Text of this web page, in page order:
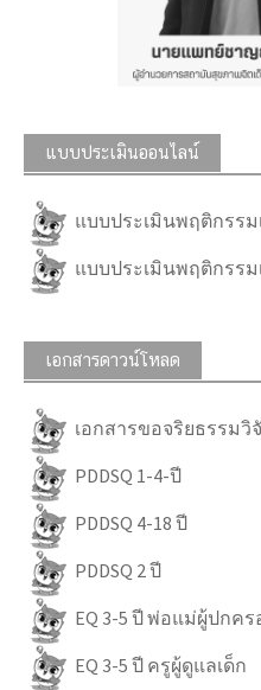
แบบประเมินออนไลน์
แบบประเมินพฤติกรรม
แบบประเมินพฤติกรรม
เอกสารดาวน์โหลด
เอกสารขอจริยธรรมวิ
PDDSQ 1-4-ปี
PDDSQ 4-18 ปี
PDDSQ 2 ปี
EQ 3-5 ปี พ่อแม่ผู้ปกคร
EQ 3-5 ปี ครูผู้ดูแลเด็ก